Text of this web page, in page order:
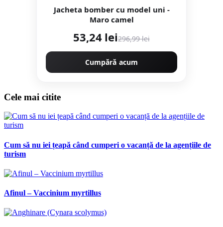
Jacheta bomber cu model uni -
Maro camel
53,24 lei296,99 lei
Cumpără acum
Cele mai citite
Cum să nu iei țeapă când cumperi o vacanță de la agențiile de
turism
Afinul – Vaccinium myrtillus